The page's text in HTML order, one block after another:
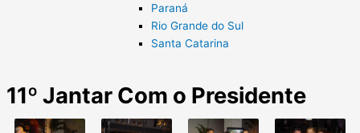
Paraná
Rio Grande do Sul
Santa Catarina
11º Jantar Com o Presidente